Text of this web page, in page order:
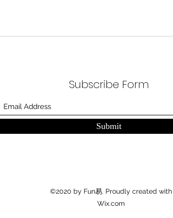
Subscribe Form
Submit
©2020 by Fun易. Proudly created with
Wix.com